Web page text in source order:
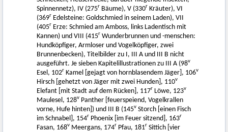
Spinnennetz), IV (275r Bäume), V (330r Kräuter), VI
(369r Edelsteine: Goldschmied in seinem Laden), VII
(405r Erze: Schmied am Amboss, links Ladentisch mit
Kannen) und VIII (415r Wunderbrunnen und -menschen:
Hundköpfiger, Armloser und Vogelköpfiger, zwei
Brunnenbecken), Titelbilder zu I, III A und III B nicht
ausgeführt. Je sieben Kapitelillustrationen zu III A (98v
Esel, 102r Kamel [gejagt von hornblasendem Jäger], 106v
Hirsch [gehetzt von Jäger mit zwei Hunden], 110v
Elefant [mit Stadt auf dem Rücken], 117r Löwe, 123v
Maulesel, 128v Panther [feuerspeiend, Vogelkrallen
vorne, Hufe hinten]) und III B (145v Storch [einen Fisch
im Schnabel], 154r Phoenix [im Feuer sitzend], 163r
Fasan, 168v Meergans, 174r Pfau, 181r Sittich [vier